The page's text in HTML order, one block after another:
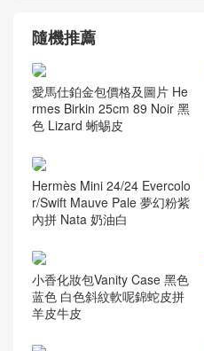
隨機推薦
愛馬仕鉑金包價格及圖片 He
rmes Birkin 25cm 89 Noir 黑
色 Lizard 蜥蜴皮
Hermès Mini 24/24 Evercolo
r/Swift Mauve Pale 夢幻粉紫
內拼 Nata 奶油白
小香化妝包Vanity Case 黑色
蓝色 白色斜紋軟呢錦蛇皮拼
羊皮牛皮